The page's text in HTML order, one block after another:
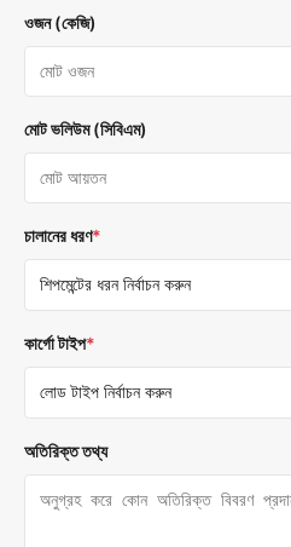
ওজন (কেজি)
মোট ভলিউম (সিবিএম)
চালানের ধরণ*
কার্গো টাইপ*
অতিরিক্ত তথ্য